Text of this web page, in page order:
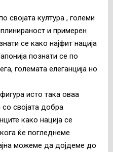
својата култура , големи
и примерен
се како најфит нација
познати се по
големата елеганција но
исто така оваа
својата добра
како нација се
ќе погледнеме
можеме да дојдеме до